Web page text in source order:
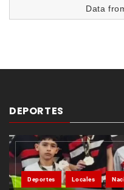
Data
DEPORTES
Deportes Locales